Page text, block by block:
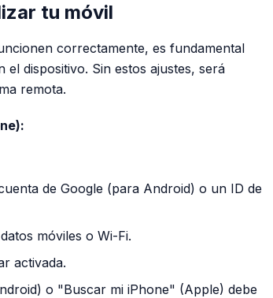
tu móvil
correctamente, es fundamental
dispositivo. Sin estos ajustes, será
remota.
de Google (para Android) o un ID de
móviles o Wi-Fi.
activada.
o "Buscar mi iPhone" (Apple) debe